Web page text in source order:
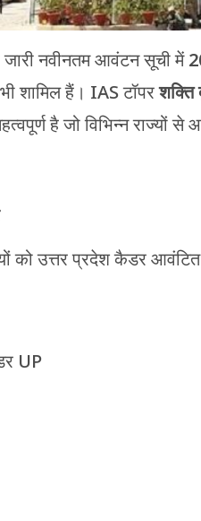
जारी नवीनतम आवंटन सूची में
शामिल हैं। IAS टॉपरशक्ति
है जो विभिन्न राज्यों
को उत्तर प्रदेश कैडर आवंटित
UP